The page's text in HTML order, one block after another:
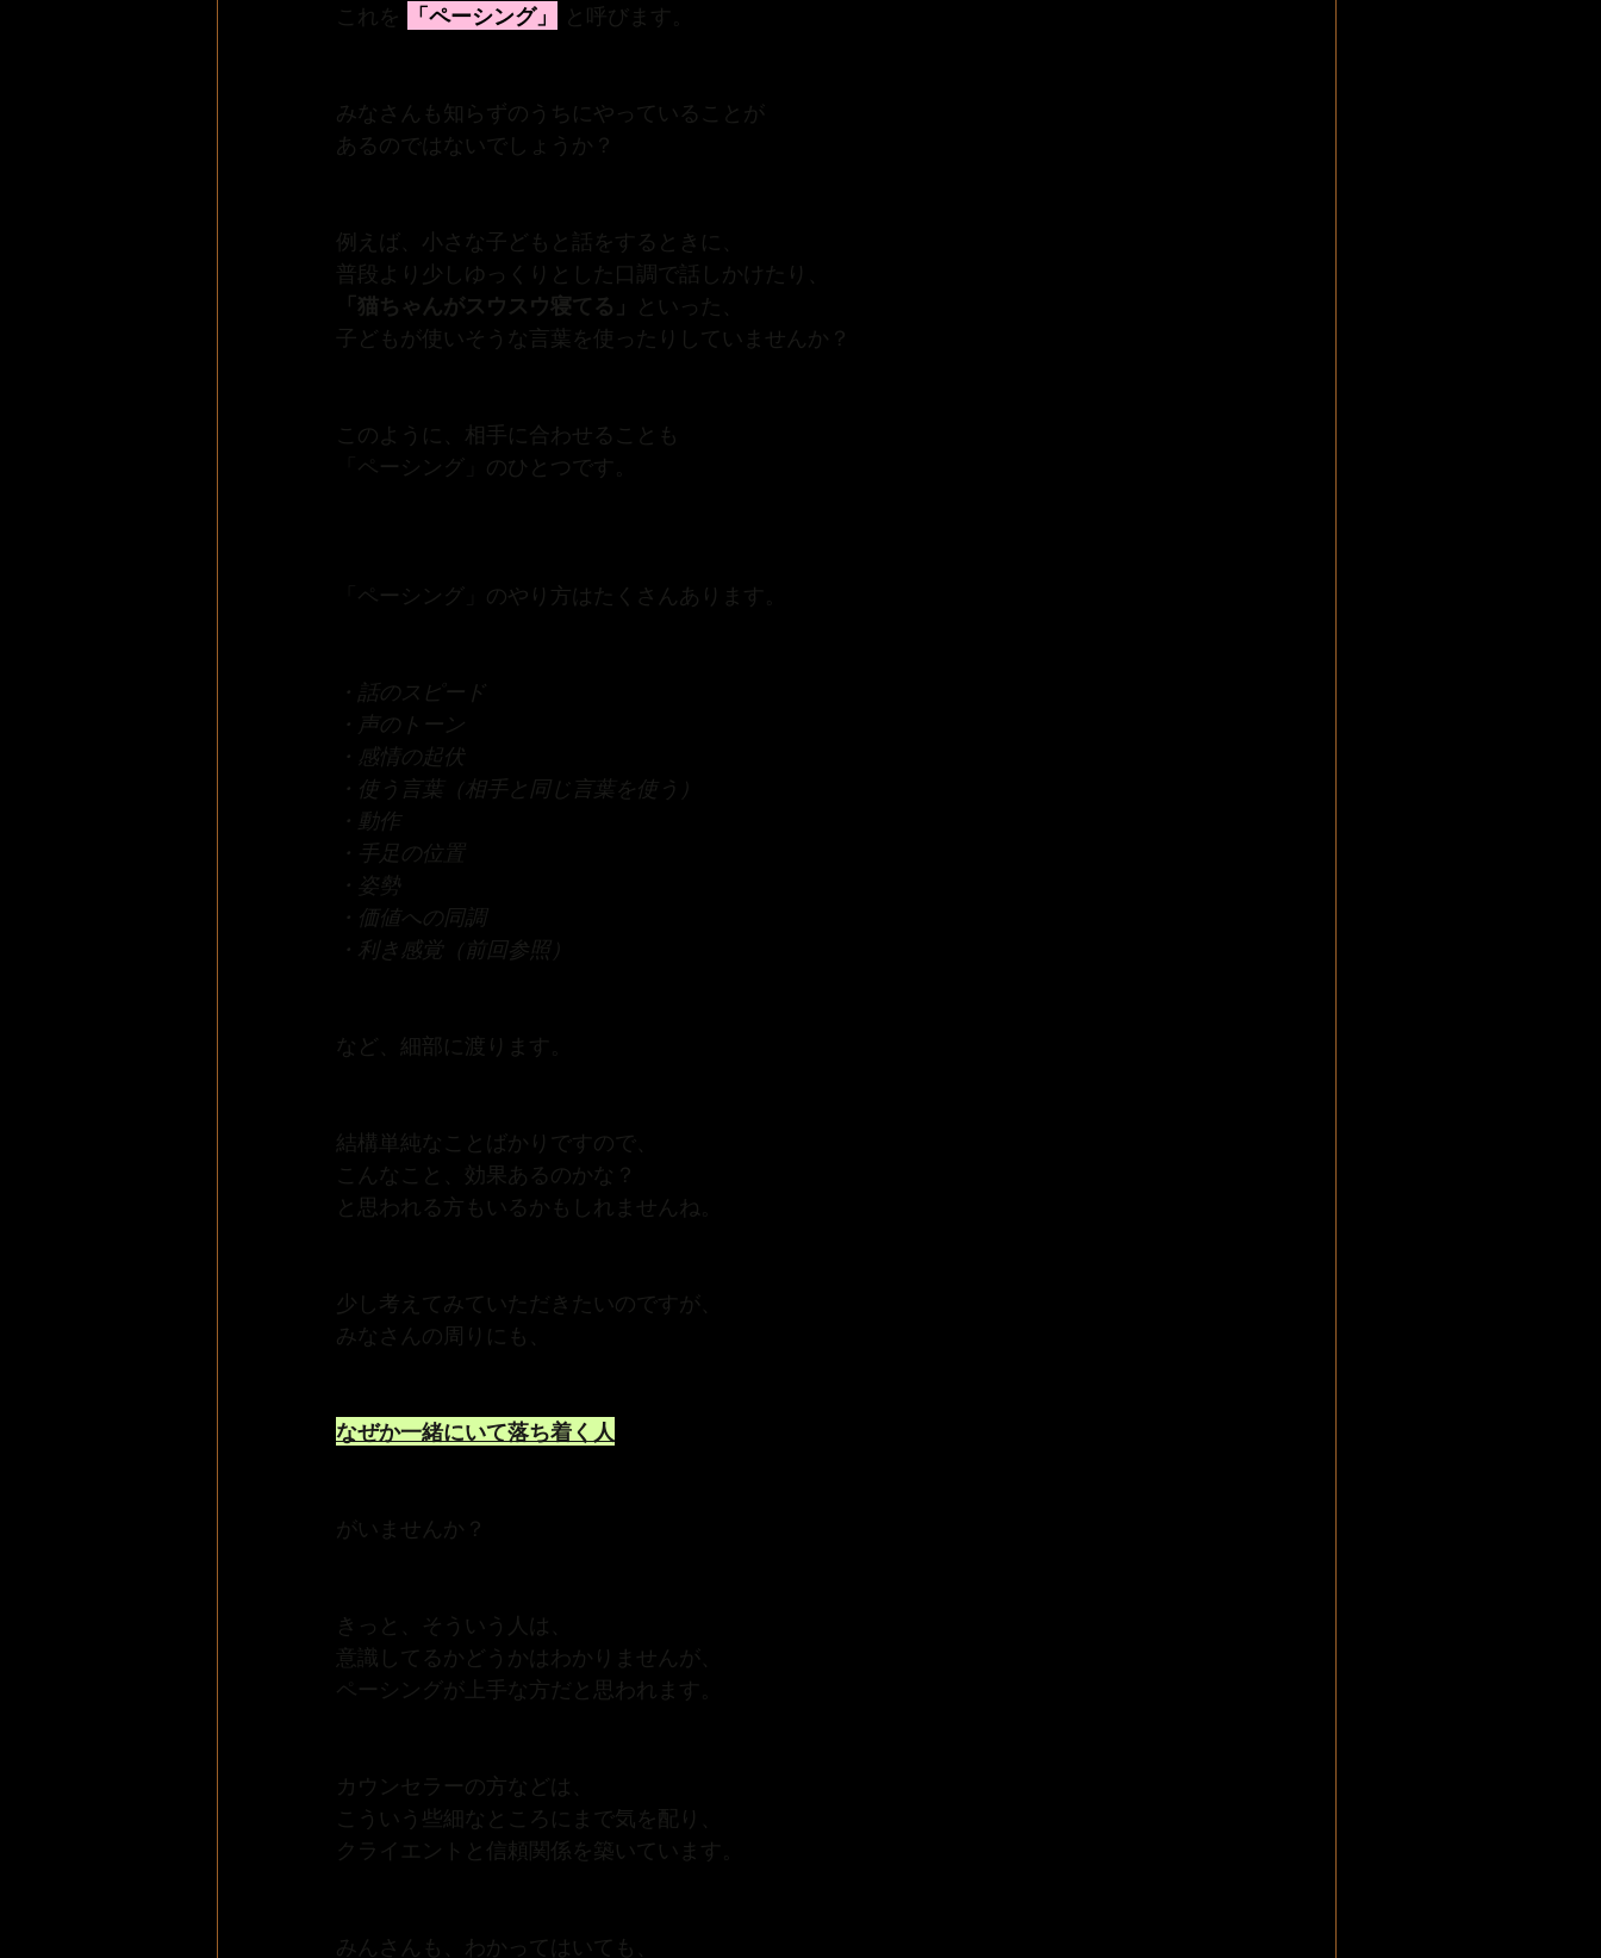
これを 「ペーシング」 と呼びます。
みなさんも知らずのうちにやっていることが
あるのではないでしょうか？
例えば、小さな子どもと話をするときに、
普段より少しゆっくりとした口調で話しかけたり、
「猫ちゃんがスウスウ寝てる」 といった、
子どもが使いそうな言葉を使ったりしていませんか？
このように、相手に合わせることも
「ペーシング」のひとつです。
「ペーシング」のやり方はたくさんあります。
・話のスピード
・声のトーン
・感情の起伏
・使う言葉（相手と同じ言葉を使う）
・動作
・手足の位置
・姿勢
・価値への同調
・利き感覚（前回参照）
など、細部に渡ります。
結構単純なことばかりですので、
こんなこと、効果あるのかな？
と思われる方もいるかもしれませんね。
少し考えてみていただきたいのですが、
みなさんの周りにも、
なぜか一緒にいて落ち着く人
がいませんか？
きっと、そういう人は、
意識してるかどうかはわかりませんが、
ペーシングが上手な方だと思われます。
カウンセラーの方などは、
こういう些細なところにまで気を配り、
クライエントと信頼関係を築いています。
みんさんも、わかってはいても、